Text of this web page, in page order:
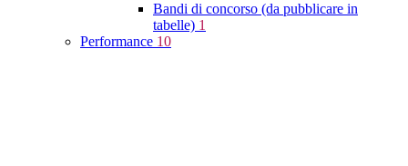
Bandi di concorso (da pubblicare in
tabelle) 1
Performance 10